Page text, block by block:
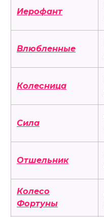
Иерофант
Влюбленные
Колесница
Сила
Отшельник
Колесо
Фортуны